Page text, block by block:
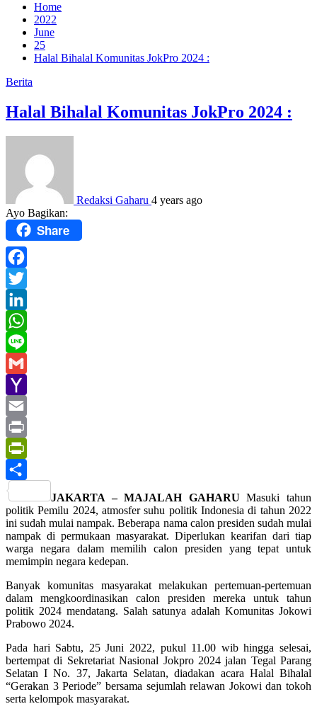
Home
2022
June
25
Halal Bihalal Komunitas JokPro 2024 :
Berita
Halal Bihalal Komunitas JokPro 2024 :
Redaksi Gaharu 4 years ago
Ayo Bagikan:
Share
Facebook
Twitter
LinkedIn
WhatsApp
Line
Gmail
Yahoo
Mail
Email
Print
PrintFriendly
JAKARTA – MAJALAH GAHARUMasuki tahun
politik Pemilu 2024, atmosfer suhu politik Indonesia di tahun 2022
ini sudah mulai nampak. Beberapa nama calon presiden sudah mulai
nampak di permukaan masyarakat. Diperlukan kearifan dari tiap
warga negara dalam memilih calon presiden yang tepat untuk
memimpin negara kedepan.
Banyak komunitas masyarakat melakukan pertemuan-pertemuan
dalam mengkoordinasikan calon presiden mereka untuk tahun
politik 2024 mendatang. Salah satunya adalah Komunitas Jokowi
Prabowo 2024.
Pada hari Sabtu, 25 Juni 2022, pukul 11.00 wib hingga selesai,
bertempat di Sekretariat Nasional Jokpro 2024 jalan Tegal Parang
Selatan I No. 37, Jakarta Selatan, diadakan acara Halal Bihalal
“Gerakan 3 Periode” bersama sejumlah relawan Jokowi dan tokoh
serta kelompok masyarakat.